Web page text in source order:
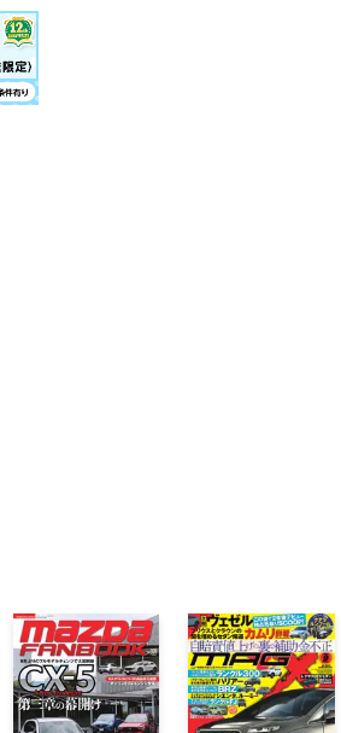
導塾
聞く
ハラ
く
2025】
現場